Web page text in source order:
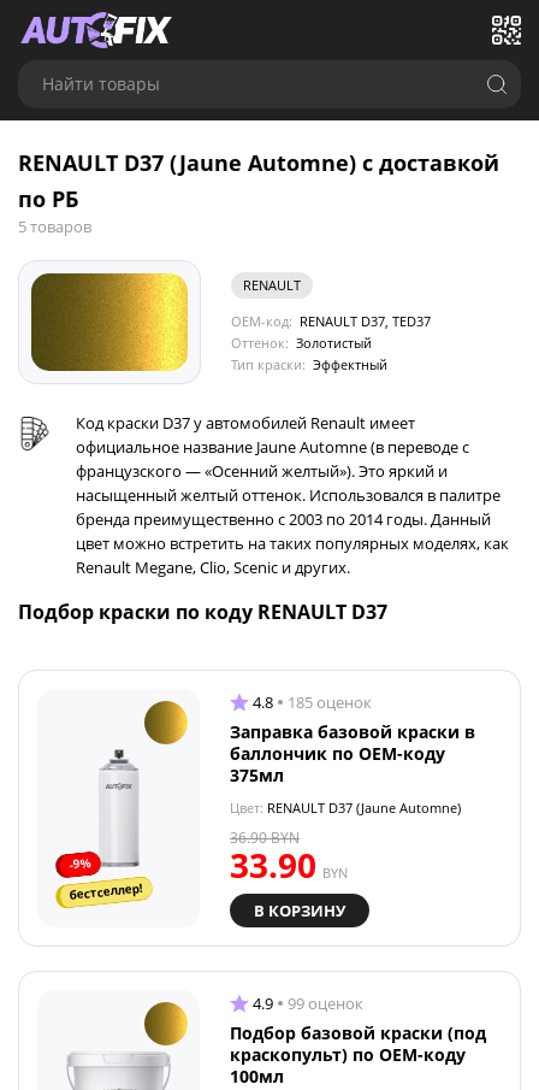
Найти товары
RENAULT D37 (Jaune Automne) с доставкой
по РБ
5 товаров
RENAULT
OEM-код: RENAULT D37, TED37
Оттенок: Золотистый
Тип краски: Эффектный
Код краски D37 у автомобилей Renault имеет
официальное название Jaune Automne (в переводе с
французского — «Осенний желтый»). Это яркий и
насыщенный желтый оттенок. Использовался в палитре
бренда преимущественно с 2003 по 2014 годы. Данный
цвет можно встретить на таких популярных моделях, как
Renault Megane, Clio, Scenic и других.
Подбор краски по коду RENAULT D37
-9%
бестселлер!
4.8 185 оценок
Заправка базовой краски в
баллончик по OEM-коду
375мл
Цвет: RENAULT D37 (Jaune Automne)
33.90 BYN
36.90BYN
В КОРЗИНУ
4.9 99 оценок
Подбор базовой краски (под
краскопульт) по OEM-коду
100мл